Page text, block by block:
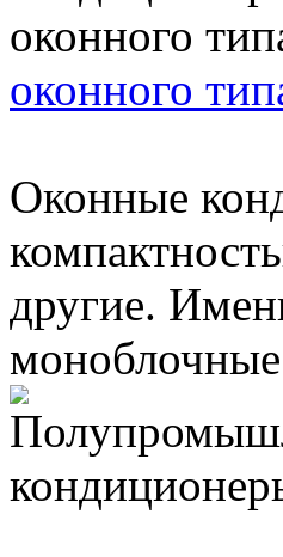
оконного
Оконные
другие.